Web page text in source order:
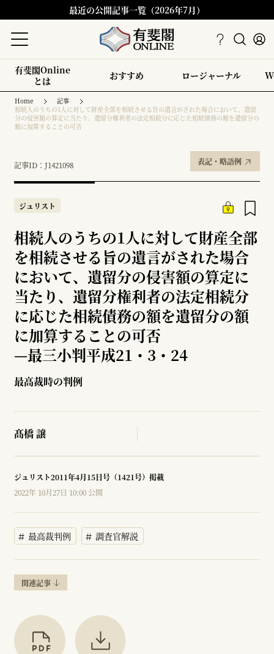
最近の公開記事一覧（2026年7月）
有斐閣Online
とは
おすすめ ロージャーナル
Home
記事
相続人のうちの1人に対して財産全部を相続させる旨の遺言がされた場合において、遺留
分の侵害額の算定に当たり、遺留分権利者の法定相続分に応じた相続債務の額を遺留分の
額に加算することの可否
記事ID：J1421098 表記・略語例
ジュリスト
相続人のうちの1人に対して財産全部
を相続させる旨の遺言がされた場合
において、遺留分の侵害額の算定に
当たり、遺留分権利者の法定相続分
に応じた相続債務の額を遺留分の額
に加算することの可否
—最三小判平成21・3・24
最高裁時の判例
髙橋 譲
ジュリスト2011年4月15日号（1421号）掲載
2022年 10月27日 10:00 公開
最高裁判例 調査官解説
関連記事